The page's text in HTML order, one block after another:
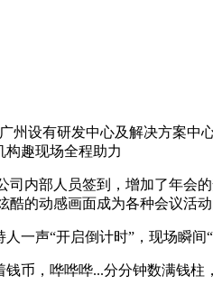
州设有研发中心及解决方案
趣现场全程助力
内部人员签到，增加了年
的动感画面成为各种会议活
一声“开启倒计时”，现场瞬
币，哗哗哗...分分钟数满钱